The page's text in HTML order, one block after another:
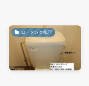
ロータンク修理